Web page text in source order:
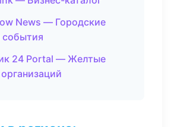
News — Городские
события
24 Portal — Желтые